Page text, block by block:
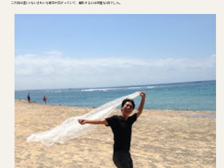
この日は雲1つないきれいな青空が広がっていて、撮影するには完璧な1日でした。